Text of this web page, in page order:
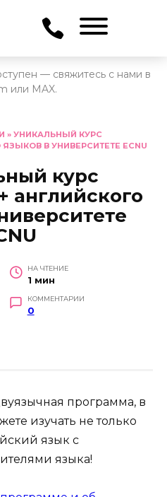
— свяжитесь с нами в
или MAX.
» УНИКАЛЬНЫЙ КУРС
В УНИВЕРСИТЕТЕ ECNU
курс
английского
НА ЧТЕНИЕ
1 мин
КОММЕНТАРИИ
0
программа, в
изучать не только
язык с
языка!